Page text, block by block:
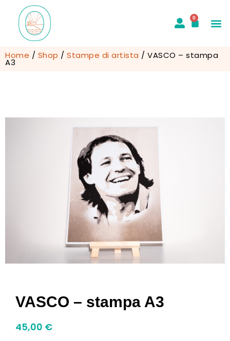
0
Home / Shop / Stampe di artista / VASCO – stampa
A3
VASCO – stampa A3
45,00 €